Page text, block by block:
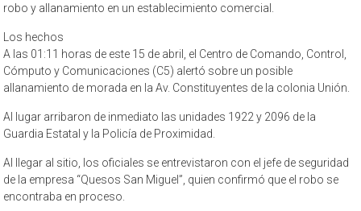
robo y allanamiento en un establecimiento comercial.
Los hechos
A las 01:11 horas de este 15 de abril, el Centro de Comando, Control,
Cómputo y Comunicaciones (C5) alertó sobre un posible
allanamiento de morada en la Av. Constituyentes de la colonia Unión.
Al lugar arribaron de inmediato las unidades 1922 y 2096 de la
Guardia Estatal y la Policía de Proximidad.
Al llegar al sitio, los oficiales se entrevistaron con el jefe de seguridad
de la empresa “Quesos San Miguel”, quien confirmó que el robo se
encontraba en proceso.